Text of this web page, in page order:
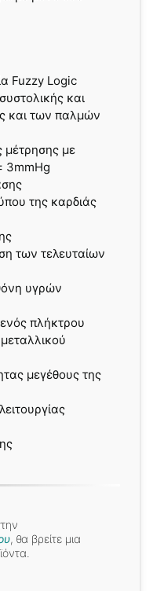
Fuzzy Logic
και
και των παλμών
μέτρησης με
3mmHg
της καρδιάς
των τελευταίων
υγρών
πλήκτρου
μεγέθους της
, θα βρείτε μια